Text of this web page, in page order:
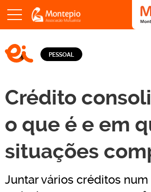
PESSOAL
Crédito
o que é e em
situações
Juntar vários créditos